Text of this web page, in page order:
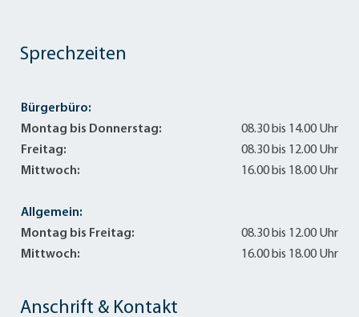
Anschrift & Kontakt
Sprechzeiten
Bürgerbüro:
Montag bis Donnerstag:
08.30 bis 14.00 Uhr
Freitag:
08.30 bis 12.00 Uhr
Mittwoch:
16.00 bis 18.00 Uhr
Allgemein:
Montag bis Freitag:
08.30 bis 12.00 Uhr
Mittwoch:
16.00 bis 18.00 Uhr